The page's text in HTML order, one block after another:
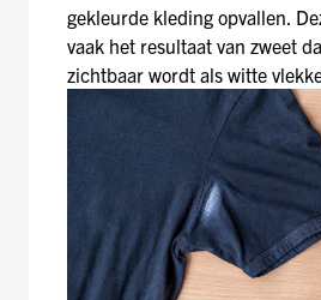
gekleurde kleding opvallen.
vaak het resultaat van zweet
zichtbaar wordt als witte